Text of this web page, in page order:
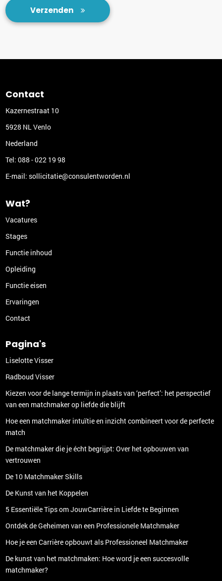
Verzenden
Contact
Kazernestraat 10
5928 NL Venlo
Nederland
Tel:088 - 022 19 98
E-mail:sollicitatie@consulentworden.nl
Wat?
Vacatures
Stages
Functie inhoud
Opleiding
Functie eisen
Ervaringen
Contact
Pagina's
Liselotte Visser
Radboud Visser
Kiezen voor de lange termijn in plaats van ‘perfect’: het perspectief
van een matchmaker op liefde die blijft
Hoe een matchmaker intuïtie en inzicht combineert voor de perfecte
match
De matchmaker die je écht begrijpt: Over het opbouwen van
vertrouwen
De 10 Matchmaker Skills
De Kunst van het Koppelen
5 Essentiële Tips om JouwCarrière in Liefde te Beginnen
Ontdek de Geheimen van een Professionele Matchmaker
Hoe je een Carrière opbouwt als Professioneel Matchmaker
De kunst van het matchmaken: Hoe word je een succesvolle
matchmaker?